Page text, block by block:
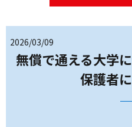
2026/03/09
無償で通える大学
保護者